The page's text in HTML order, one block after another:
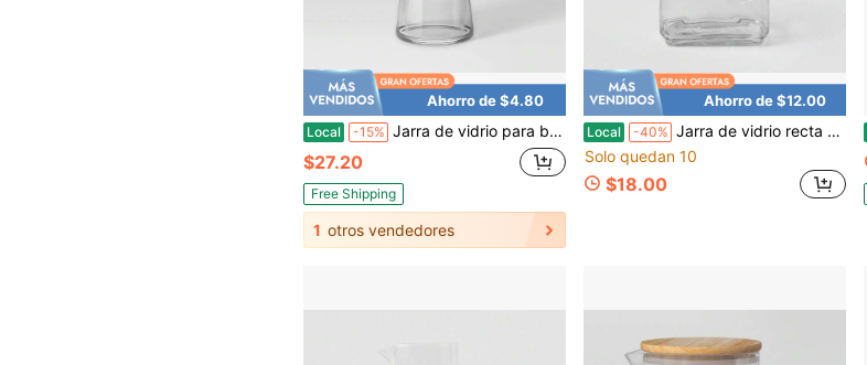
Ahorro de $4.80
Local -15% Jarra de vidrio para bebidas de 30 Fl Oz - Threshold ™
$27.20
Free Shipping
1 otros vendedores
Ahorro de $12.00
Local -40% Jarra de vidrio recta de 64oz con tapa - Threshold™ : Apta para lavavajillas - Jarra para bebidas y agua, contenedor de jugo
Solo quedan 10
$18.00